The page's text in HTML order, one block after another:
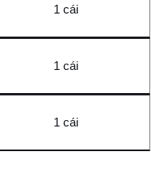
1 cái
1 cái
1 cái